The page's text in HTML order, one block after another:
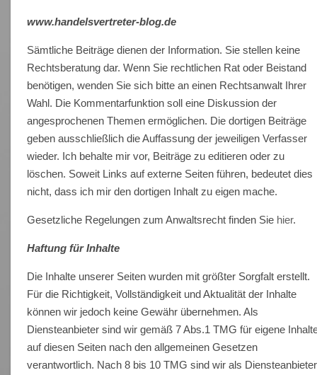
www.handelsvertreter-blog.de
Sämtliche Beiträge dienen der Information. Sie stellen keine
Rechtsberatung dar. Wenn Sie rechtlichen Rat oder Beistand
benötigen, wenden Sie sich bitte an einen Rechtsanwalt Ihrer
Wahl. Die Kommentarfunktion soll eine Diskussion der
angesprochenen Themen ermöglichen. Die dortigen Beiträge
geben ausschließlich die Auffassung der jeweiligen Verfasser
wieder. Ich behalte mir vor, Beiträge zu editieren oder zu
löschen. Soweit Links auf externe Seiten führen, bedeutet dies
nicht, dass ich mir den dortigen Inhalt zu eigen mache.
Gesetzliche Regelungen zum Anwaltsrecht finden Sie hier.
Haftung für Inhalte
Die Inhalte unserer Seiten wurden mit größter Sorgfalt erstellt.
Für die Richtigkeit, Vollständigkeit und Aktualität der Inhalte
können wir jedoch keine Gewähr übernehmen. Als
Diensteanbieter sind wir gemäß 7 Abs.1 TMG für eigene
auf diesen Seiten nach den allgemeinen Gesetzen
verantwortlich. Nach 8 bis 10 TMG sind wir als Diensteanbieter